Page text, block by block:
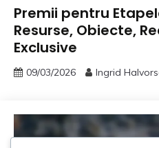
Premii pentru
Resurse, Obiecte,
Exclusive
09/03/2026 Ingrid